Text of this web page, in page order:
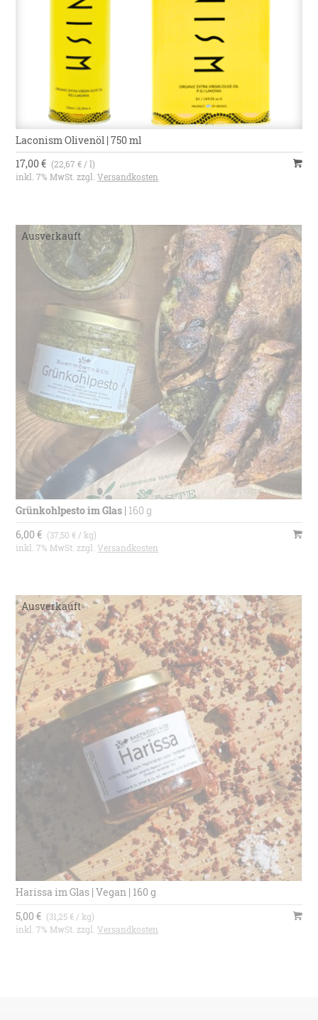
Laconism Olivenöl | 750 ml
17,00 € (22,67 € / l)
inkl. 7% MwSt. zzgl.Versandkosten
Grünkohlpesto im Glas | 160 g
6,00 € (37,50 € / kg)
inkl. 7% MwSt. zzgl.Versandkosten
Harissa im Glas | Vegan | 160 g
5,00 € (31,25 € / kg)
inkl. 7% MwSt. zzgl.Versandkosten